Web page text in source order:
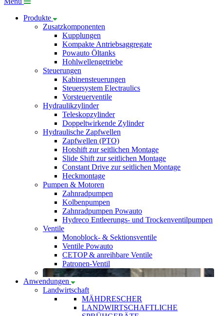
Produkte
Zusatzkomponenten
Kupplungen
Kompakte Antriebsaggregate
Powauto Öltanks
Hohlwellengetriebe
Steuerungen
Kabinensteuerungen
Steuersystem Electraulics
Vorsteuerventile
Hydraulikzylinder
Teleskopzylinder
Doppeltwirkende Zylinder
Hydraulische Zapfwellen
Zapfwellen (PTO)
Hotshift zur seitlichen Montage
Slide Shift zur seitlichen Montage
Constant Drive zur seitlichen Montage
Heckmontage
Pumpen & Motoren
Zahnradpumpen
Kolbenpumpen
Zahnradpumpen Powauto
Hydreco Entleerungs- und Trockenventilpumpen
Ventile
Monoblock- & Sektionsventile
Ventile Powauto
CETOP & anreihbare Ventile
Patronen-Ventil
Anwendungen
Landwirtschaft
MÄHDRESCHER
LANDWIRTSCHAFTLICHE